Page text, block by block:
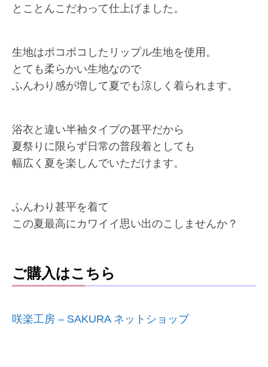
とことんこだわって仕上げました。
生地はポコポコしたリップル生地を使用。
とても柔らかい生地なので
ふんわり感が増して夏でも涼しく着られます。
浴衣と違い半袖タイプの甚平だから
夏祭りに限らず日常の普段着としても
幅広く夏を楽しんでいただけます。
ふんわり甚平を着て
この夏最高にカワイイ思い出のこしませんか？
ご購入はこちら
咲楽工房 – SAKURA ネットショップ